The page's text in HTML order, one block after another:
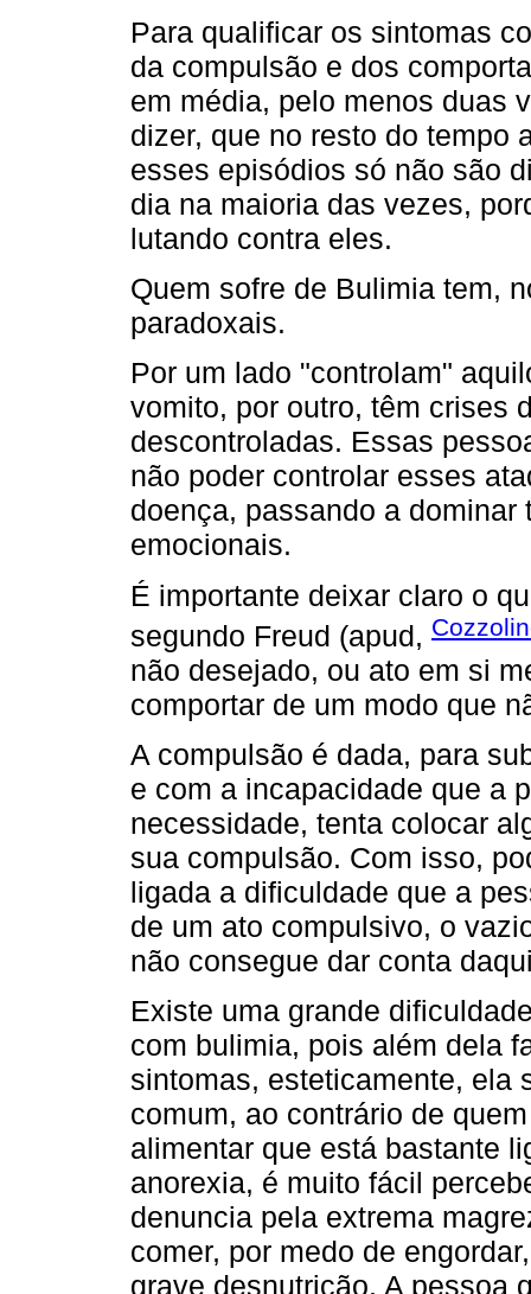
Para qualificar os sintomas
da compulsão e dos
em média, pelo menos duas
dizer, que no resto do tempo
esses episódios só não são
dia na maioria das vezes,
lutando contra eles.
Quem sofre de Bulimia tem,
paradoxais.
Por um lado "controlam"
vomito, por outro, têm crises
descontroladas. Essas
não poder controlar esses
doença, passando a
emocionais.
É importante deixar claro o
segundo Freud (apud,
não desejado, ou ato em si
comportar de um modo que
A compulsão é dada, para
e com a incapacidade que a
necessidade, tenta colocar
sua compulsão. Com isso,
ligada a dificuldade que a
de um ato compulsivo, o
não consegue dar conta
Existe uma grande
com bulimia, pois além dela
sintomas, esteticamente, ela
comum, ao contrário de
alimentar que está bastante
anorexia, é muito fácil
denuncia pela extrema
comer, por medo de
grave desnutrição. A pessoa